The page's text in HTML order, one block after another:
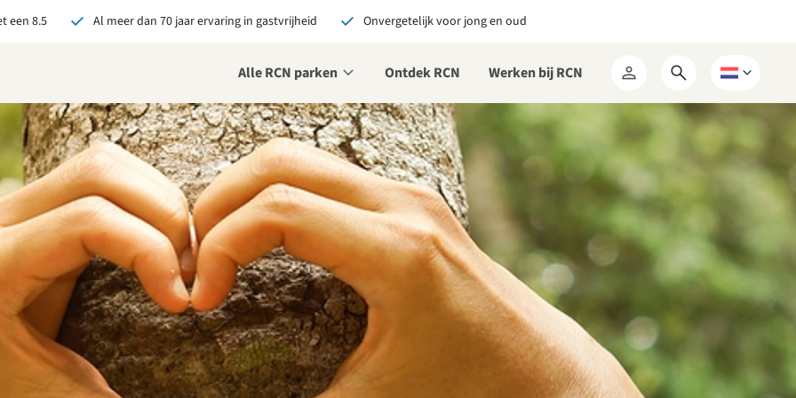
een 8.5 Al meer dan 70 jaar ervaring in gastvrijheid Onvergetelijk voor jong en oud
Alle RCN parken Ontdek RCN Werken bij RCN
Mijn
RCN
Open
zoekformulier
Kies
een
taal
bij RCN boekt, krijg je:
De beste prijsgarantie
Exclusieve voordelen
Persoonlijk contact
alle voordelen